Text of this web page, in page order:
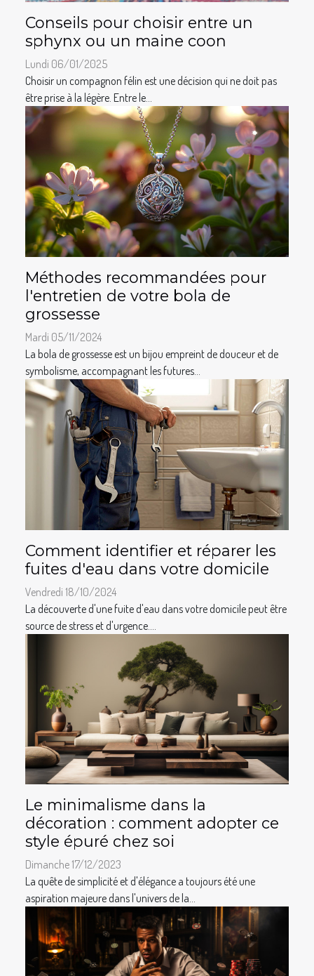
Conseils pour choisir entre un
sphynx ou un maine coon
Lundi 06/01/2025
Choisir un compagnon félin est une décision qui ne doit pas
être prise à la légère. Entre le...
Méthodes recommandées pour
l'entretien de votre bola de
grossesse
Mardi 05/11/2024
La bola de grossesse est un bijou empreint de douceur et de
symbolisme, accompagnant les futures...
Comment identifier et réparer les
fuites d'eau dans votre domicile
Vendredi 18/10/2024
La découverte d'une fuite d'eau dans votre domicile peut être
source de stress et d'urgence....
Le minimalisme dans la
décoration : comment adopter ce
style épuré chez soi
Dimanche 17/12/2023
La quête de simplicité et d'élégance a toujours été une
aspiration majeure dans l'univers de la...